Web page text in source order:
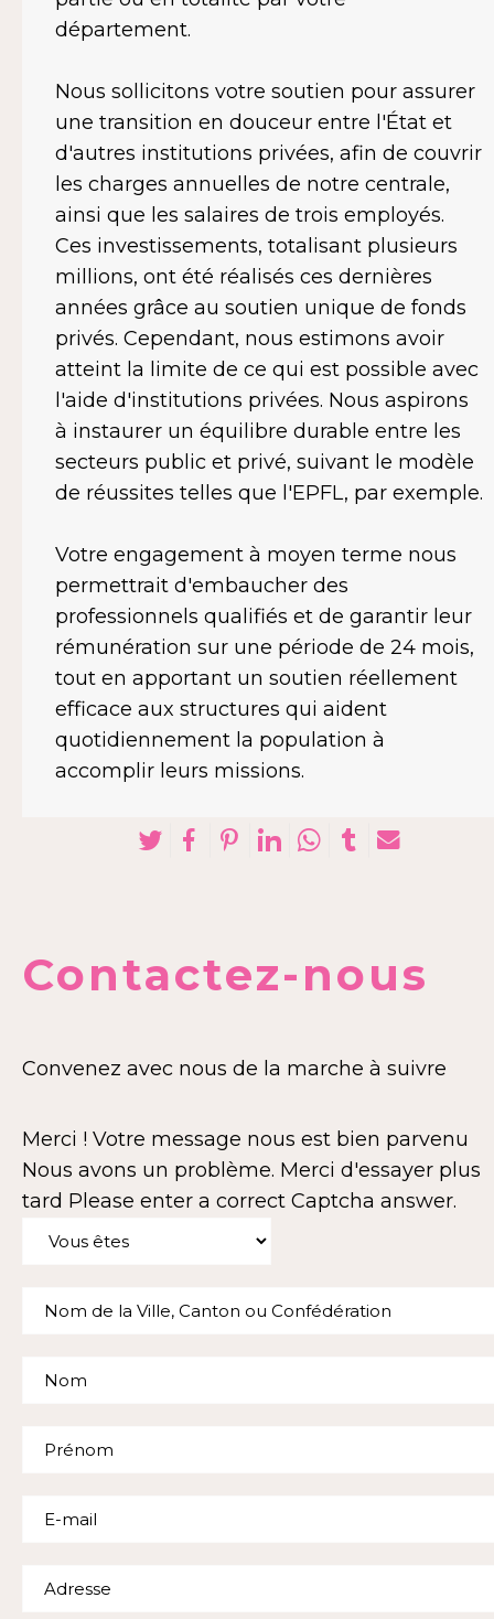
département.
Nous sollicitons votre soutien pour assurer
une transition en douceur entre l'État et
d'autres institutions privées, afin de couvrir
les charges annuelles de notre centrale,
ainsi que les salaires de trois employés.
Ces investissements, totalisant plusieurs
millions, ont été réalisés ces dernières
années grâce au soutien unique de fonds
privés. Cependant, nous estimons avoir
atteint la limite de ce qui est possible avec
l'aide d'institutions privées. Nous aspirons
à instaurer un équilibre durable entre les
secteurs public et privé, suivant le modèle
de réussites telles que l'EPFL, par exemple.
Votre engagement à moyen terme nous
permettrait d'embaucher des
professionnels qualifiés et de garantir leur
rémunération sur une période de 24 mois,
tout en apportant un soutien réellement
efficace aux structures qui aident
quotidiennement la population à
accomplir leurs missions.
Contactez-nous
Convenez avec nous de la marche à suivre
Merci ! Votre message nous est bien parvenu
Nous avons un problème. Merci d'essayer plus
tard Please enter a correct Captcha answer.